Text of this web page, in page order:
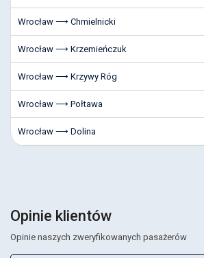
Wrocław ⟶ Chmielnicki
Wrocław ⟶ Krzemieńczuk
Wrocław ⟶ Krzywy Róg
Wrocław ⟶ Połtawa
Wrocław ⟶ Dolina
Opinie klientów
Opinie naszych zweryfikowanych pasażerów